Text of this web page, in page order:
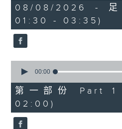
1
hour,
56
minutes,
59
seconds
08/08/2026 -
01:30 - 03:35)
seconds
30
minutes,
10
seconds
00:00
第一部份 Part 1
02:00)